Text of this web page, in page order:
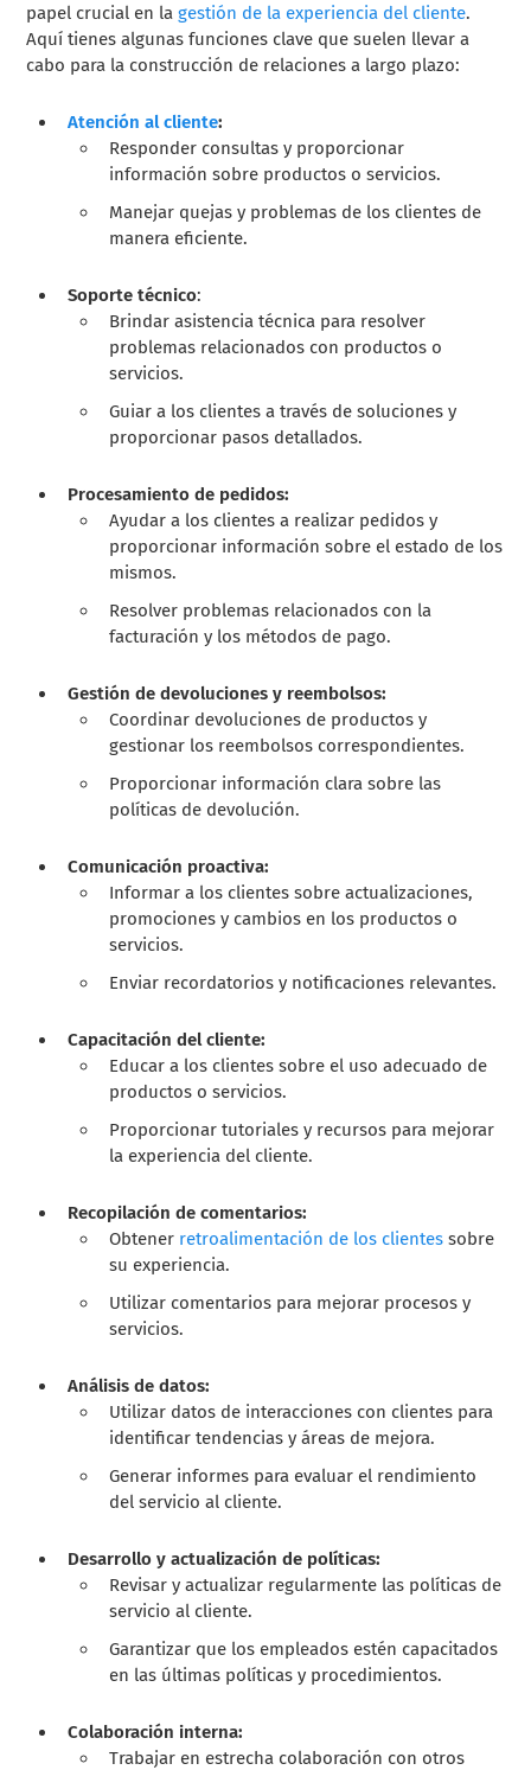
papel crucial en lagestión de la experiencia del cliente.
Aquí tienes algunas funciones clave que suelen llevar a
cabo para la construcción de relaciones a largo plazo:
Atención al cliente:
Responder consultas y proporcionar
información sobre productos o servicios.
Manejar quejas y problemas de los clientes de
manera eficiente.
Soporte técnico:
Brindar asistencia técnica para resolver
problemas relacionados con productos o
servicios.
Guiar a los clientes a través de soluciones y
proporcionar pasos detallados.
Procesamiento de pedidos:
Ayudar a los clientes a realizar pedidos y
proporcionar información sobre el estado de los
mismos.
Resolver problemas relacionados con la
facturación y los métodos de pago.
Gestión de devoluciones y reembolsos:
Coordinar devoluciones de productos y
gestionar los reembolsos correspondientes.
Proporcionar información clara sobre las
políticas de devolución.
Comunicación proactiva:
Informar a los clientes sobre actualizaciones,
promociones y cambios en los productos o
servicios.
Enviar recordatorios y notificaciones relevantes.
Capacitación del cliente:
Educar a los clientes sobre el uso adecuado de
productos o servicios.
Proporcionar tutoriales y recursos para mejorar
la experiencia del cliente.
Recopilación de comentarios:
Obtener retroalimentación de los clientes sobre
su experiencia.
Utilizar comentarios para mejorar procesos y
servicios.
Análisis de datos:
Utilizar datos de interacciones con clientes para
identificar tendencias y áreas de mejora.
Generar informes para evaluar el rendimiento
del servicio al cliente.
Desarrollo y actualización de políticas:
Revisar y actualizar regularmente las políticas de
servicio al cliente.
Garantizar que los empleados estén capacitados
en las últimas políticas y procedimientos.
Colaboración interna:
Trabajar en estrecha colaboración con otros